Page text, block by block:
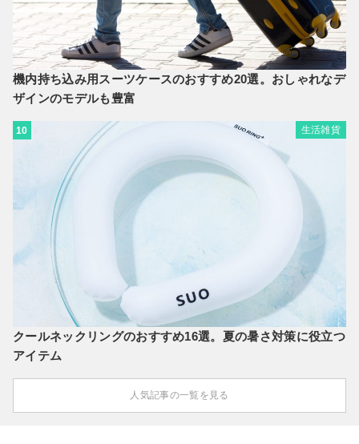
機内持ち込み用スーツケースのおすすめ20選。おしゃれなデ
ザインのモデルも豊富
10 生活雑貨
クールネックリングのおすすめ16選。夏の暑さ対策に役立つ
アイテム
人気記事の一覧を見る